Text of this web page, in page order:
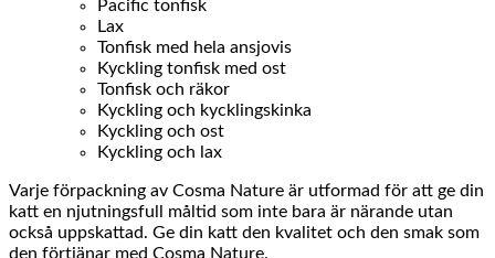
Pacific tonfisk
Lax
Tonfisk med hela ansjovis
Kyckling tonfisk med ost
Tonfisk och räkor
Kyckling och kycklingskinka
Kyckling och ost
Kyckling och lax
Varje förpackning av Cosma Nature är utformad för att ge din
katt en njutningsfull måltid som inte bara är närande utan
också uppskattad. Ge din katt den kvalitet och den smak som
den förtjänar med Cosma Nature.